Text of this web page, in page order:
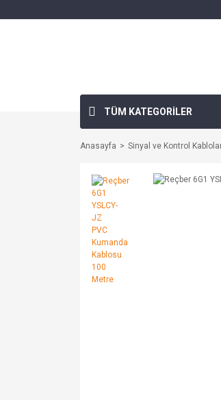
TÜM KATEGORİLER
Anasayfa Sinyal ve Kontrol